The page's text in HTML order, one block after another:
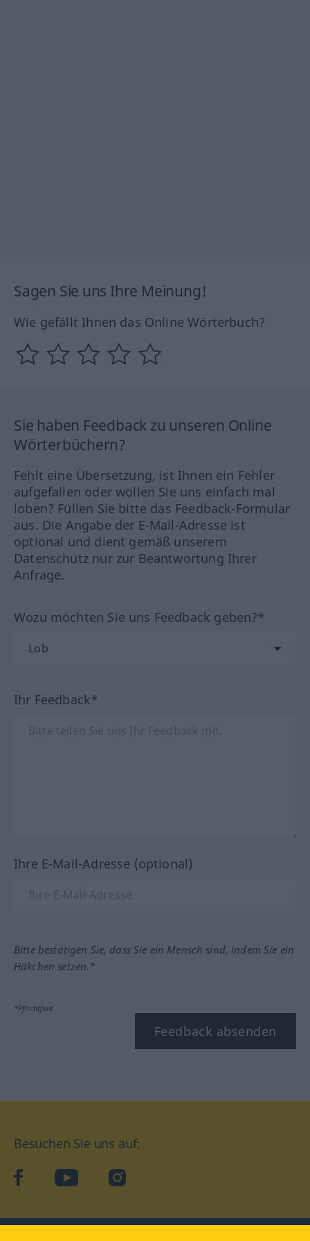
Sagen Sie uns Ihre Meinung!
Wie gefällt Ihnen das Online Wörterbuch?
Sie haben Feedback zu unseren Online
Wörterbüchern?
Fehlt eine Übersetzung, ist Ihnen ein Fehler
aufgefallen oder wollen Sie uns einfach mal
loben? Füllen Sie bitte das Feedback-Formular
aus. Die Angabe der E-Mail-Adresse ist
optional und dient gemäß unserem
Datenschutz nur zur Beantwortung Ihrer
Anfrage.
Wozu möchten Sie uns Feedback geben?*
Ihr Feedback*
Ihre E-Mail-Adresse (optional)
Bitte bestätigen Sie, dass Sie ein Mensch sind, indem Sie ein
Häkchen setzen.*
*Pflichtfeld
Feedback absenden
Besuchen Sie uns auf:
facebookYouTube Instagram